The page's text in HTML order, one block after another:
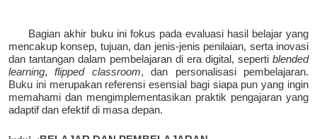
Bagian akhir buku ini fokus pada evaluasi hasil belajar yang
mencakup konsep, tujuan, dan jenis-jenis penilaian, serta inovasi
dan tantangan dalam pembelajaran di era digital, seperti blended
learning,flipped classroom, dan personalisasi pembelajaran.
Buku ini merupakan referensi esensial bagi siapa pun yang ingin
memahami dan mengimplementasikan praktik pengajaran yang
adaptif dan efektif di masa depan.